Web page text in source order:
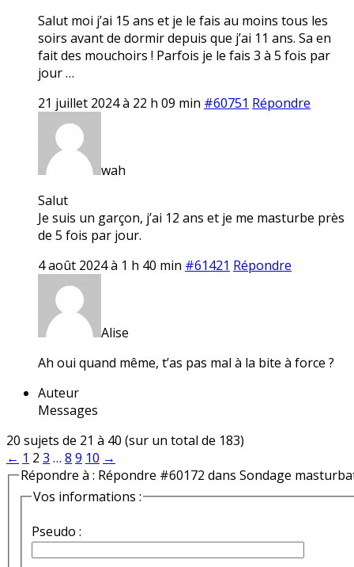
Salut moi j’ai 15 ans et je le fais au moins tous les
soirs avant de dormir depuis que j’ai 11 ans. Sa en
fait des mouchoirs ! Parfois je le fais 3 à 5 fois par
jour …
21 juillet 2024 à 22 h 09 min #60751 Répondre
wah
Salut
Je suis un garçon, j’ai 12 ans et je me masturbe près
de 5 fois par jour.
4 août 2024 à 1 h 40 min #61421 Répondre
Alise
Ah oui quand même, t’as pas mal à la bite à force ?
Auteur
Messages
20 sujets de 21 à 40 (sur un total de 183)
← 1 2 3 … 8 9 10 →
Répondre à : Répondre #60172 dans Sondage
Vos informations :
Pseudo :